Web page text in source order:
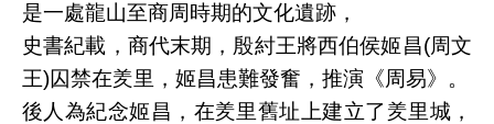
是一處龍山至商周時期的文化遺跡，
史書紀載，商代末期，殷紂王將西伯侯姬昌(周文
王)囚禁在羑里，姬昌患難發奮，推演 《周易》 。
後人為紀念姬昌，在羑里舊址上建立了 羑里城，